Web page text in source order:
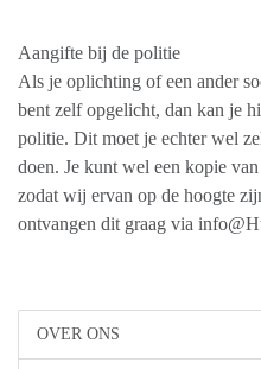
OVER ONS
Aangifte bij de politie
Als je oplichting of een ander
bent zelf opgelicht, dan kan je
politie. Dit moet je echter wel
doen. Je kunt wel een kopie
zodat wij ervan op de hoogte
ontvangen dit graag via